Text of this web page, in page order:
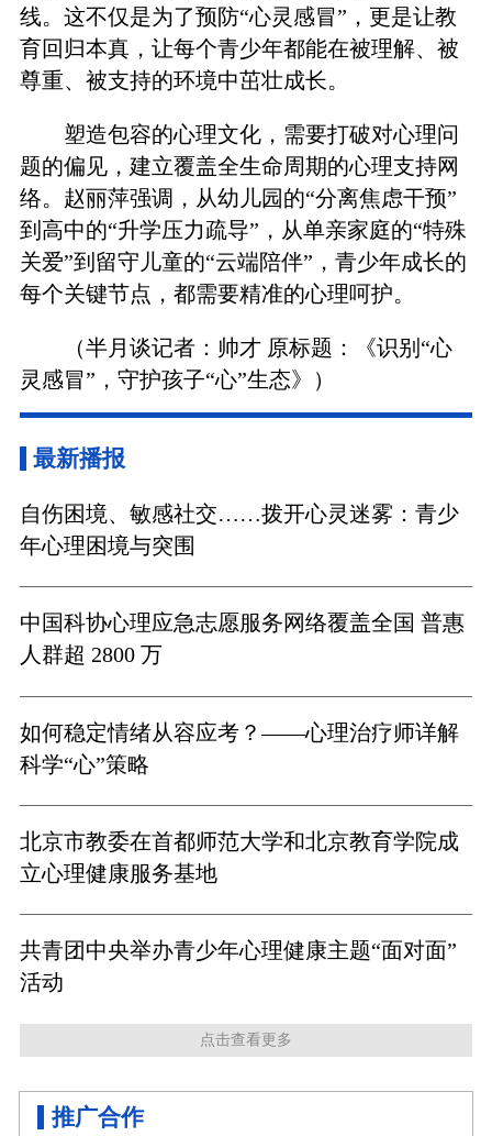
线。这不仅是为了预防“心灵感冒”，更是让教
育回归本真，让每个青少年都能在被理解、被
尊重、被支持的环境中茁壮成长。
塑造包容的心理文化，需要打破对心理问
题的偏见，建立覆盖全生命周期的心理支持网
络。赵丽萍强调，从幼儿园的“分离焦虑干预”
到高中的“升学压力疏导”，从单亲家庭的“特殊
关爱”到留守儿童的“云端陪伴”，青少年成长的
每个关键节点，都需要精准的心理呵护。
（半月谈记者：帅才 原标题：《识别“心
灵感冒”，守护孩子“心”生态》）
最新播报
自伤困境、敏感社交……拨开心灵迷雾：青少
年心理困境与突围
中国科协心理应急志愿服务网络覆盖全国 普惠
人群超 2800 万
如何稳定情绪从容应考？——心理治疗师详解
科学“心”策略
北京市教委在首都师范大学和北京教育学院成
立心理健康服务基地
共青团中央举办青少年心理健康主题“面对面”
活动
点击查看更多
推广合作